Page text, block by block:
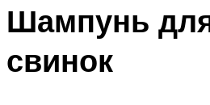
Шампунь
свинок